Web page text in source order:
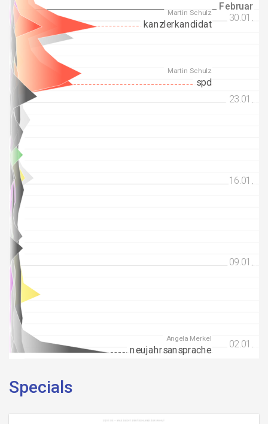
02.01.
02.01.
09.01.
09.01.
16.01.
16.01.
23.01.
23.01.
30.01.
30.01.
Februar
Februar
Martin Schulz
spd
Martin Schulz
kanzlerkandidat
Angela Merkel
neujahrsansprache
Specials